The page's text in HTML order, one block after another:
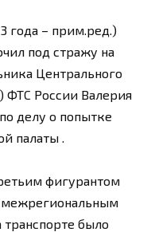
года – прим.ред.)
под стражу на
Центрального
ФТС России Валерия
делу о попытке
палаты .
фигурантом
межрегиональным
было